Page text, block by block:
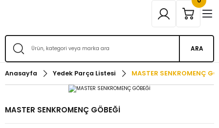
ARA
Anasayfa Yedek Parça Listesi MASTER SENKROMENÇ
MASTER SENKROMENÇ GÖBEĞİ